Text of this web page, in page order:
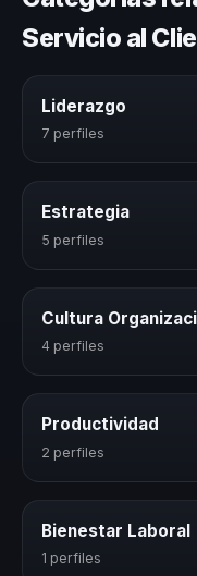
Servicio al
Liderazgo
7 perfiles
Estrategia
5 perfiles
Cultura
4 perfiles
Productividad
2 perfiles
Bienestar Laboral
1 perfiles